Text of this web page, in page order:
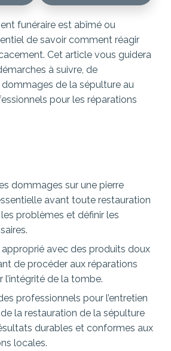
funéraire est abîmé ou
de savoir comment réagir
Cet article vous guidera
à suivre, de
dommages de la sépulture au
pour les réparations
dommages sur une pierre
avant toute restauration
problèmes et définir les
avec des produits doux
de procéder aux réparations
l’intégrité de la tombe.
professionnels pour l’entretien
la restauration de la sépulture
durables et conformes aux
locales.